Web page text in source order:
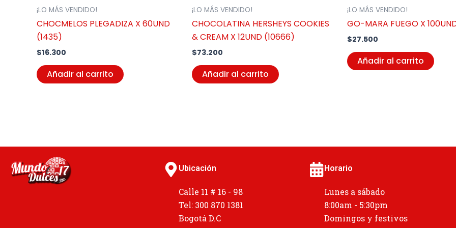
¡LO MÁS VENDIDO!
CHOCMELOS PLEGADIZA X 60UND
(1435)
$16.300
Añadir al carrito
¡LO MÁS VENDIDO!
CHOCOLATINA HERSHEYS COOKIES
& CREAM X 12UND (10666)
$73.200
Añadir al carrito
¡LO MÁS VENDIDO!
GO-MARA FUEGO X
$27.500
Añadir al carrito
Ubicación
Calle 11 # 16 - 98
Tel: 300 870 1381
Bogotá D.C
Horario
Lunes a sábado
8:00am - 5:30pm
Domingos y festivos